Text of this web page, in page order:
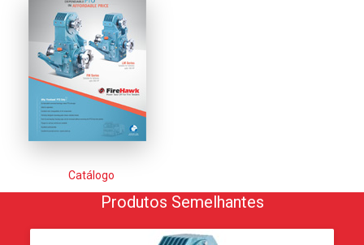
Catálogo
Produtos Semelhantes